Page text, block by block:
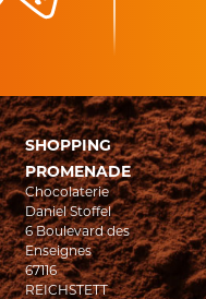
SHOPPING
PROMENADE
Chocolaterie
Daniel Stoffel
6 Boulevard des
Enseignes
67116
REICHSTETT